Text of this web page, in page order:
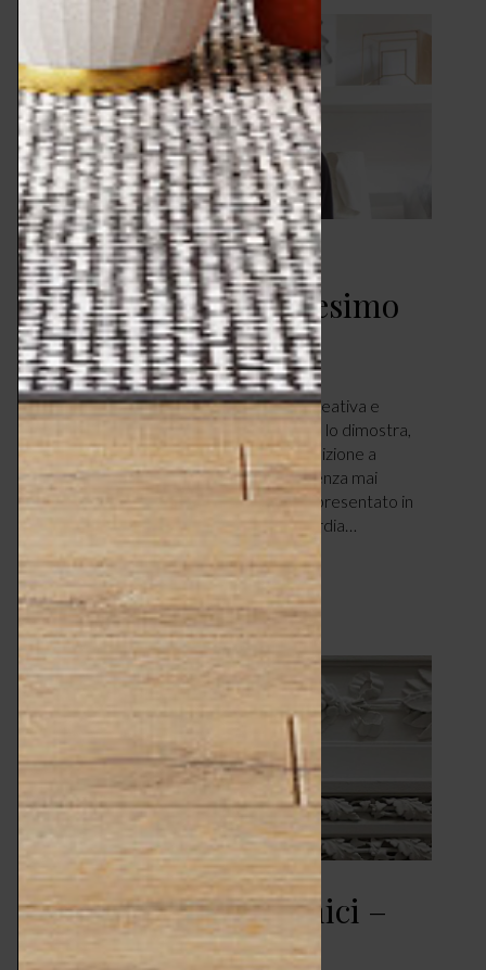
Ilaria Marelli – tra
innovazione e umanesimo
DESIGN & TENDENZE MARZO 12, 2025
di Evi Mibelli. Aperta, ricettiva, curiosa, creativa e
magistralmente concreta. La sua carriera lo dimostra,
come dimostra la sua eclettica predisposizione a
lavorare su più livelli e ambiti differenti, senza mai
perdere di vista il punto di arrivo. Ha rappresentato in
coda agli anni ’90 e i primi 2000 l’avanguardia…
LEGGI ARTICOLO
Rosoni, profili e cornici –
plus charmant